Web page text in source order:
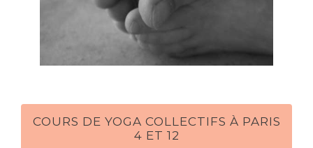
COURS DE YOGA COLLECTIFS À PARIS
4 ET 12